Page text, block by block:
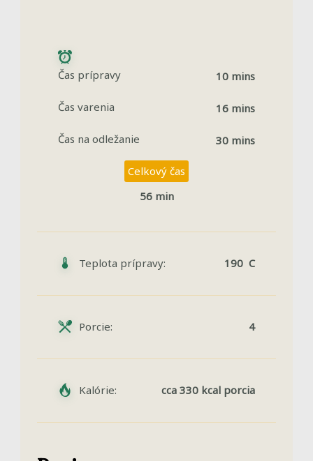
Čas prípravy 10 mins
Čas varenia 16 mins
Čas na odležanie 30 mins
Celkový čas
56 min
Teplota prípravy: 190 C
Porcie: 4
Kalórie: cca 330 kcal porcia